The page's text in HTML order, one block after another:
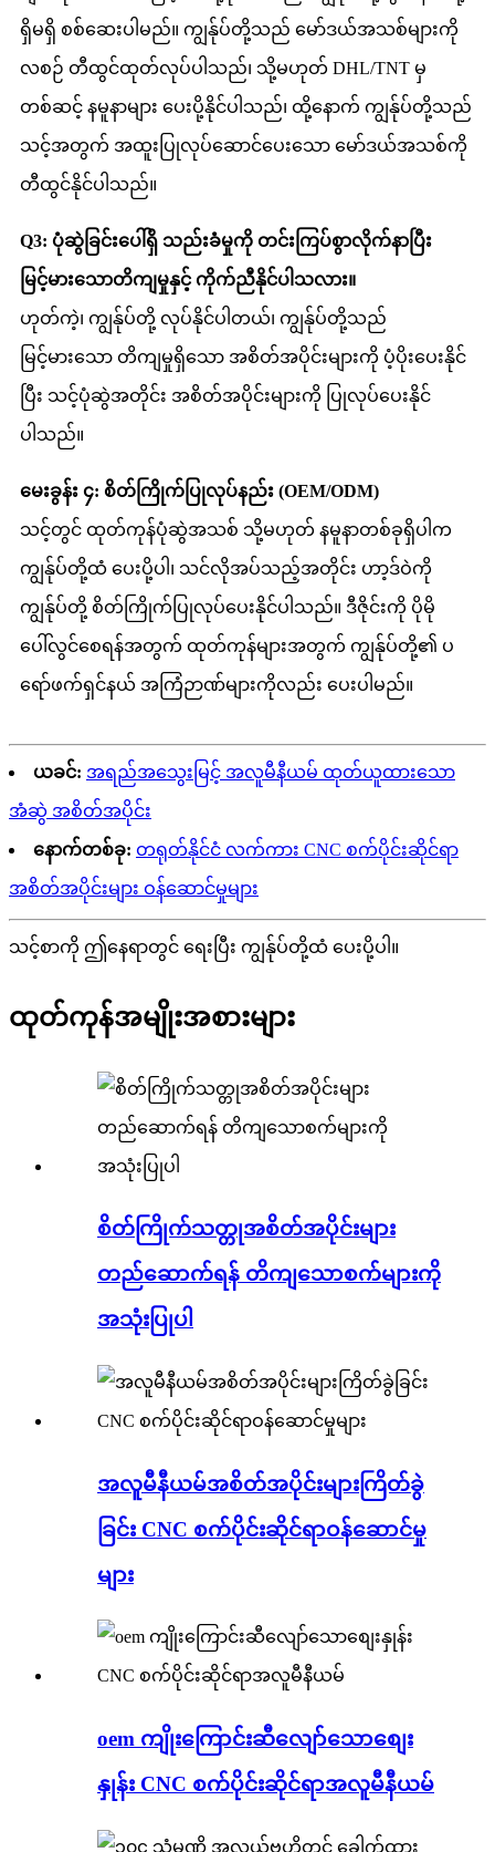
ရှိမရှိ စစ်ဆေးပါမည်။ ကျွန်ုပ်တို့သည် မော်ဒယ်အသစ်များကို
လစဉ် တီထွင်ထုတ်လုပ်ပါသည်၊ သို့မဟုတ် DHL/TNT မှ
တစ်ဆင့် နမူနာများ ပေးပို့နိုင်ပါသည်၊ ထို့နောက် ကျွန်ုပ်တို့သည်
သင့်အတွက် အထူးပြုလုပ်ဆောင်ပေးသော မော်ဒယ်အသစ်ကို
တီထွင်နိုင်ပါသည်။
Q3: ပုံဆွဲခြင်းပေါ်ရှိ သည်းခံမှုကို တင်းကြပ်စွာလိုက်နာပြီး
မြင့်မားသောတိကျမှုနှင့် ကိုက်ညီနိုင်ပါသလား။
ဟုတ်ကဲ့၊ ကျွန်ုပ်တို့ လုပ်နိုင်ပါတယ်၊ ကျွန်ုပ်တို့သည်
မြင့်မားသော တိကျမှုရှိသော အစိတ်အပိုင်းများကို ပံ့ပိုးပေးနိုင်
ပြီး သင့်ပုံဆွဲအတိုင်း အစိတ်အပိုင်းများကို ပြုလုပ်ပေးနိုင်
ပါသည်။
မေးခွန်း ၄: စိတ်ကြိုက်ပြုလုပ်နည်း (OEM/ODM)
သင့်တွင် ထုတ်ကုန်ပုံဆွဲအသစ် သို့မဟုတ် နမူနာတစ်ခုရှိပါက
ကျွန်ုပ်တို့ထံ ပေးပို့ပါ၊ သင်လိုအပ်သည့်အတိုင်း ဟာ့ဒ်ဝဲကို
ကျွန်ုပ်တို့ စိတ်ကြိုက်ပြုလုပ်ပေးနိုင်ပါသည်။ ဒီဇိုင်းကို ပိုမို
ပေါ်လွင်စေရန်အတွက် ထုတ်ကုန်များအတွက် ကျွန်ုပ်တို့၏ ပ
ရော်ဖက်ရှင်နယ် အကြံဉာဏ်များကိုလည်း ပေးပါမည်။
ယခင်: အရည်အသွေးမြင့် အလူမီနီယမ် ထုတ်ယူထားသော
အံဆွဲ အစိတ်အပိုင်း
နောက်တစ်ခု: တရုတ်နိုင်ငံ လက်ကား CNC စက်ပိုင်းဆိုင်ရာ
အစိတ်အပိုင်းများ ဝန်ဆောင်မှုများ
သင့်စာကို ဤနေရာတွင် ရေးပြီး ကျွန်ုပ်တို့ထံ ပေးပို့ပါ။
ထုတ်ကုန်အမျိုးအစားများ
စိတ်ကြိုက်သတ္တုအစိတ်အပိုင်းများ
တည်ဆောက်ရန် တိကျသောစက်များကို
အသုံးပြုပါ
အလူမီနီယမ်အစိတ်အပိုင်းများကြိတ်ခွဲ
ခြင်း CNC စက်ပိုင်းဆိုင်ရာဝန်ဆောင်မှု
များ
oem ကျိုးကြောင်းဆီလျော်သောစျေး
နှုန်း CNC စက်ပိုင်းဆိုင်ရာအလူမီနီယမ်